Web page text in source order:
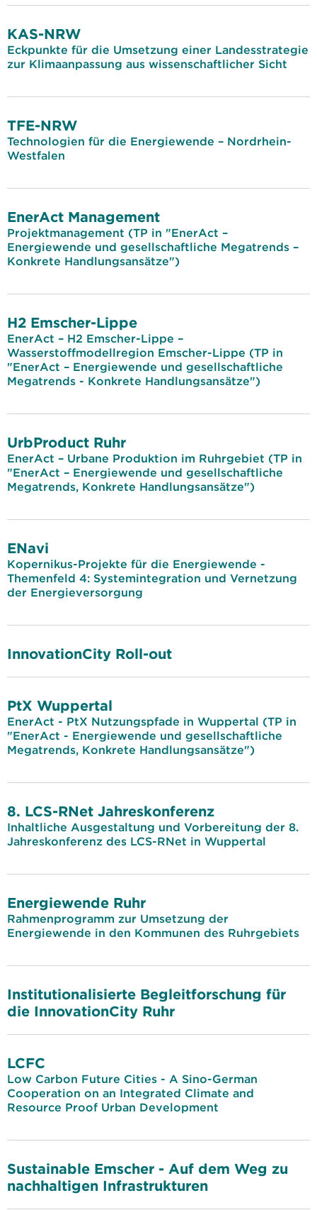
KAS-NRW
Eckpunkte für die Umsetzung einer Landesstrategie
zur Klimaanpassung aus wissenschaftlicher Sicht
TFE-NRW
Technologien für die Energiewende – Nordrhein-
Westfalen
EnerAct Management
Projektmanagement (TP in "EnerAct –
Energiewende und gesellschaftliche Megatrends –
Konkrete Handlungsansätze")
H2 Emscher-Lippe
EnerAct – H2 Emscher-Lippe –
Wasserstoffmodellregion Emscher-Lippe (TP in
"EnerAct – Energiewende und gesellschaftliche
Megatrends - Konkrete Handlungsansätze")
UrbProduct Ruhr
EnerAct – Urbane Produktion im Ruhrgebiet (TP in
"EnerAct – Energiewende und gesellschaftliche
Megatrends, Konkrete Handlungsansätze")
ENavi
Kopernikus-Projekte für die Energiewende -
Themenfeld 4: Systemintegration und Vernetzung
der Energieversorgung
InnovationCity Roll-out
PtX Wuppertal
EnerAct - PtX Nutzungspfade in Wuppertal (TP in
"EnerAct - Energiewende und gesellschaftliche
Megatrends, Konkrete Handlungsansätze")
8. LCS-RNet Jahreskonferenz
Inhaltliche Ausgestaltung und Vorbereitung der 8.
Jahreskonferenz des LCS-RNet in Wuppertal
Energiewende Ruhr
Rahmenprogramm zur Umsetzung der
Energiewende in den Kommunen des Ruhrgebiets
Institutionalisierte Begleitforschung für
die InnovationCity Ruhr
LCFC
Low Carbon Future Cities - A Sino-German
Cooperation on an Integrated Climate and
Resource Proof Urban Development
Sustainable Emscher - Auf dem Weg zu
nachhaltigen Infrastrukturen